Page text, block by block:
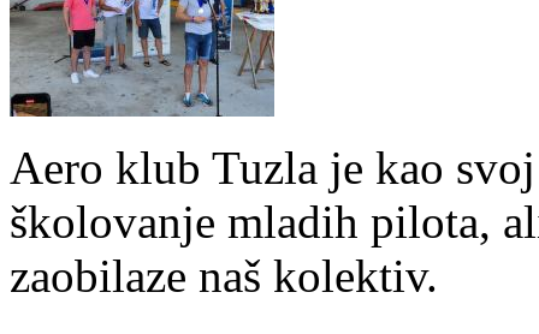
Aero klub Tuzla je kao
školovanje mladih pilota,
zaobilaze naš kolektiv.